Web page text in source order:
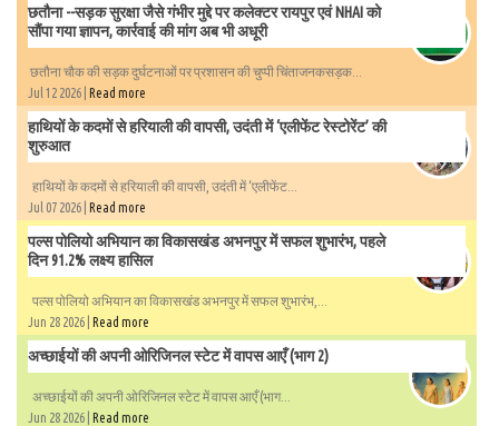
छतौना --सड़क सुरक्षा जैसे गंभीर मुद्दे पर कलेक्टर रायपुर एवं NHAI को
सौंपा गया ज्ञापन, कार्रवाई की मांग अब भी अधूरी
छतौना चौक की सड़क दुर्घटनाओं पर प्रशासन की चुप्पी चिंताजनकसड़क...
Jul 12 2026 | Read more
हाथियों के कदमों से हरियाली की वापसी, उदंती में ‘एलीफेंट रेस्टोरेंट’ की
शुरुआत
हाथियों के कदमों से हरियाली की वापसी, उदंती में ‘एलीफेंट...
Jul 07 2026 | Read more
पल्स पोलियो अभियान का विकासखंड अभनपुर में सफल शुभारंभ, पहले
दिन 91.2% लक्ष्य हासिल
पल्स पोलियो अभियान का विकासखंड अभनपुर में सफल शुभारंभ,...
Jun 28 2026 | Read more
अच्छाईयों की अपनी ओरिजिनल स्टेट में वापस आएँ (भाग 2)
अच्छाईयों की अपनी ओरिजिनल स्टेट में वापस आएँ (भाग...
Jun 28 2026 | Read more